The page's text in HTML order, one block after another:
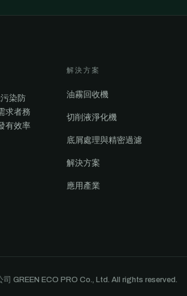
染防
求者務
有效率
解決方案
油霧回收機
切削液淨化機
底屑處理與精密過濾
解決方案
應用產業
GREEN ECO PRO Co., Ltd. All rights reserved.